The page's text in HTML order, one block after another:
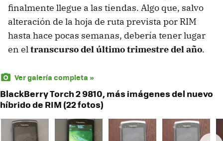
finalmente llegue a las tiendas. Algo que, salvo
alteración de la hoja de ruta prevista por RIM
hasta hace pocas semanas, debería tener lugar
en eltranscurso del último trimestre del año.
Ver galería completa »
BlackBerry Torch 2 9810, más imágenes del nuevo
híbrido de RIM (22 fotos)